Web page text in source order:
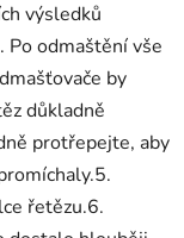
výsledků
odmaštění vše
by
důkladně
protřepejte, aby
řetězu.6.